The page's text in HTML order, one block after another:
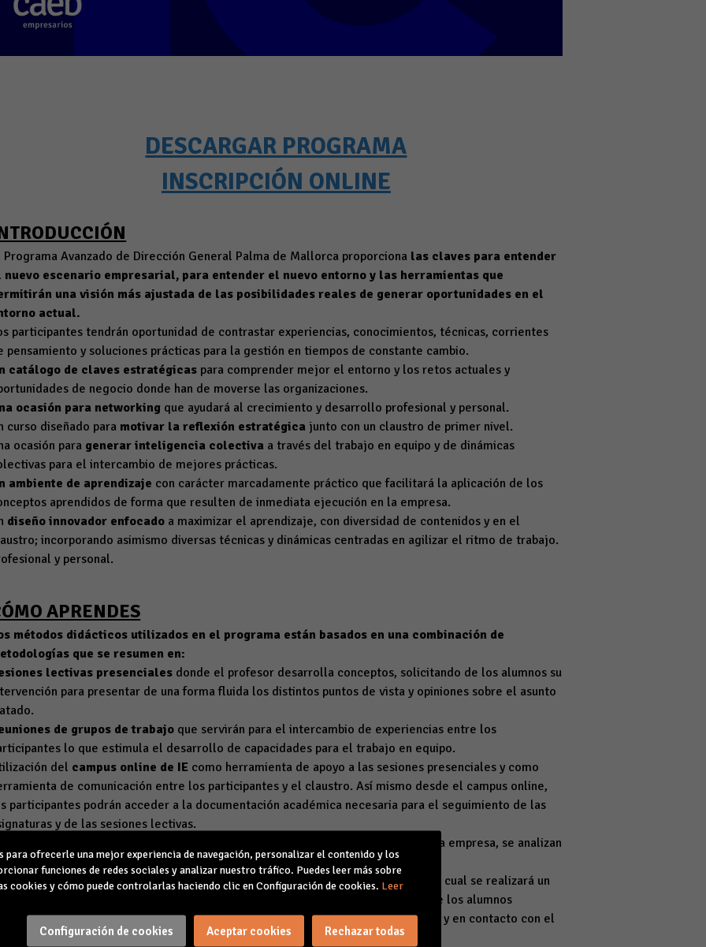
DESCARGAR PROGRAMA
INSCRIPCIÓN ONLINE
Programa Avanzado de Dirección General Palma de Mallorca proporciona las claves para entender
nuevo escenario empresarial, para entender el nuevo entorno y las herramientas que
una visión más ajustada de las posibilidades reales de generar oportunidades en el
actual.
participantes tendrán oportunidad de contrastar experiencias, conocimientos, técnicas, corrientes
pensamiento y soluciones prácticas para la gestión en tiempos de constante cambio.
catálogo de claves estratégicas para comprender mejor el entorno y los retos actuales y
de negocio donde han de moverse las organizaciones.
ocasión para networking que ayudará al crecimiento y desarrollo profesional y personal.
curso diseñado para motivar la reflexión estratégica junto con un claustro de primer nivel.
ocasión para generarinteligencia colectiva a través del trabajo en equipo y de dinámicas
para el intercambio de mejores prácticas.
ambiente de aprendizaje con carácter marcadamente práctico que facilitará la aplicación de los
aprendidos de forma que resulten de inmediata ejecución en la empresa.
diseño innovador enfocado a maximizar el aprendizaje, con diversidad de contenidos y en el
incorporando asimismo diversas técnicas y dinámicas centradas en agilizar el ritmo de trabajo.
y personal.
APRENDES
métodos didácticos utilizados en el programa están basados en una combinación de
que se resumen en:
lectivas presenciales donde el profesor desarrolla conceptos, solicitando de los alumnos su
para presentar de una forma fluida los distintos puntos de vista y opiniones sobre el asunto
de grupos de trabajo que servirán para el intercambio de experiencias entre los
lo que estimula el desarrollo de capacidades para el trabajo en equipo.
del campus online de IE como herramienta de apoyo a las sesiones presenciales y como
de comunicación entre los participantes y el claustro. Así mismo desde el campus online,
participantes podrán acceder a la documentación académica necesaria para el seguimiento de las
y de las sesiones lectivas.
en los que se trabaja sobre la base concreta de una empresa, se analizan
datos y se proponen soluciones con la figura del profesor como moderador.
de un proyecto de fin de cursopor parte de los participantes, para lo cual se realizará un
combinando el formato online y presencial con el objetivo principal de que los alumnos
las primeras etapas del proceso emprendedor trabajando en equipo y en contacto con el
real.
para ofrecerle una mejor experiencia de navegación, personalizar el contenido y los
funciones de redes sociales y analizar nuestro tráfico. Puedes leer más sobre
cookies y cómo puede controlarlas haciendo clic en Configuración de cookies. Leer
Configuración de cookies Aceptar cookies Rechazar todas